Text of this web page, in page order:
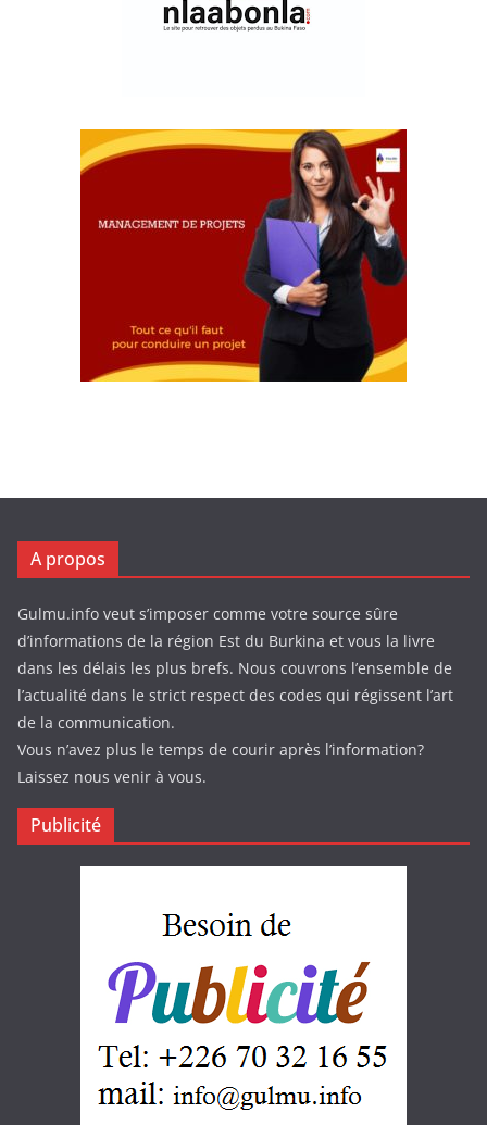
A propos
Gulmu.info veut s’imposer comme votre source sûre
d’informations de la région Est du Burkina et vous la livre
dans les délais les plus brefs. Nous couvrons l’ensemble de
l’actualité dans le strict respect des codes qui régissent l’art
de la communication.
Vous n’avez plus le temps de courir après l’information?
Laissez nous venir à vous.
Publicité